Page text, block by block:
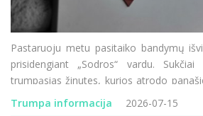
Pastaruoju metu pasitaiko bandymų
prisidengiant „Sodros“ vardu.
trumpąsias žinutes, kurios atrodo
pranešimus, tačiau jų tikslas – atskleisti
Trumpa informacija 2026-07-15